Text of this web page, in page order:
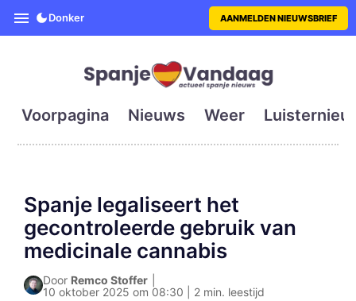
SpanjeVandaag is de eerste
Donker AANMELDEN NIEUWSBRIEF
Voorpagina Nieuws Weer
Spanje legaliseert het
gecontroleerde gebruik van
medicinale cannabis
Door Remco Stoffer
10 oktober 2025 om 08:30 | 2 min. leestijd